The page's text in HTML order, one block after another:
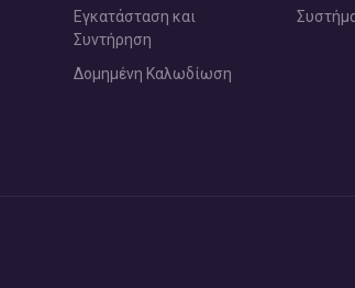
Εγκατάσταση και
Συντήρηση
Δομημένη Καλωδίωση